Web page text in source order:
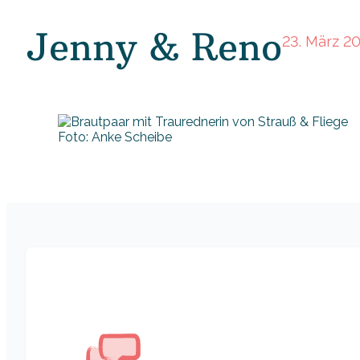
Jenny & Reno23. März
Foto: Anke Scheibe